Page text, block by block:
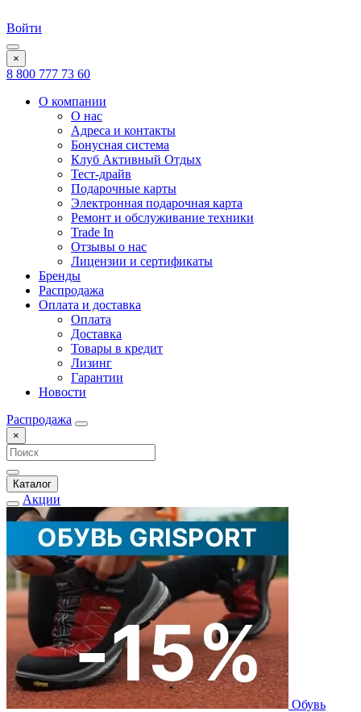
Войти
×
8 800 777 73 60
О компании
О нас
Адреса и контакты
Бонусная система
Клуб Активный Отдых
Тест-драйв
Подарочные карты
Электронная подарочная карта
Ремонт и обслуживание техники
Trade In
Отзывы о нас
Лицензии и сертификаты
Бренды
Распродажа
Оплата и доставка
Оплата
Доставка
Товары в кредит
Лизинг
Гарантии
Новости
Распродажа
×
Каталог
Акции
Обувь